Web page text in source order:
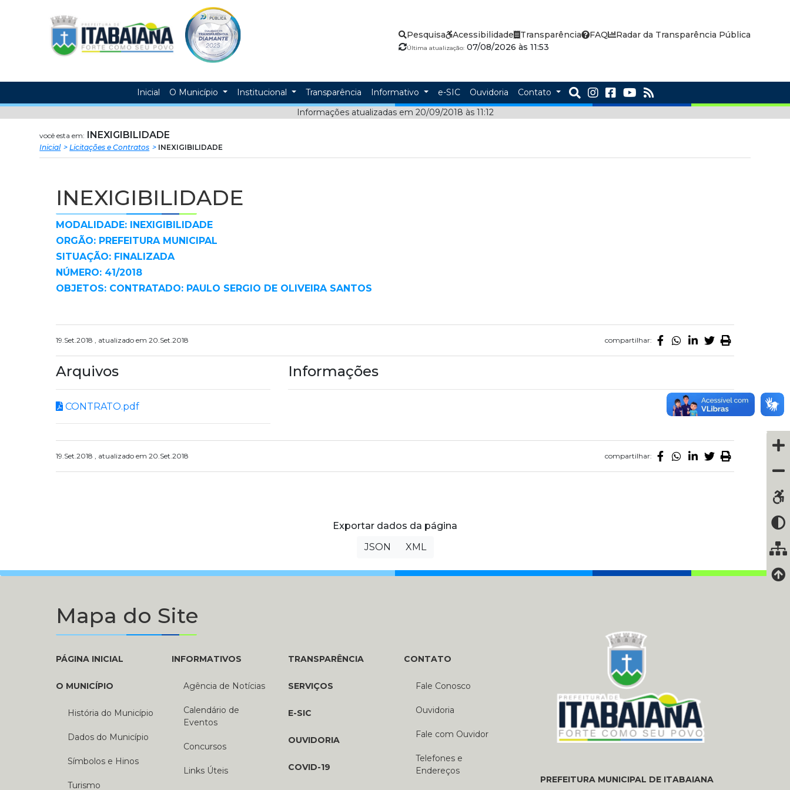
Prefeitura
Municipal
Itabaiana
Pesquisa Acessibilidade Transparência FAQ Radar da Transparência Pública
Última atualização:07/08/2026 às 11:53
Inicial O Município Institucional Transparência Informativo e-SIC Ouvidoria
Contato
Informações atualizadas em 20/09/2018 às 11:12
você esta em: INEXIGIBILIDADE
Inicial Licitações e Contratos INEXIGIBILIDADE
INEXIGIBILIDADE
MODALIDADE: INEXIGIBILIDADE
ORGÃO: PREFEITURA MUNICIPAL
SITUAÇÃO: FINALIZADA
NÚMERO: 41/2018
OBJETOS: CONTRATADO: PAULO SERGIO DE OLIVEIRA SANTOS
19.Set.2018 , atualizado em 20.Set.2018 compartilhar:
Arquivos
CONTRATO.pdf
Informações
19.Set.2018 , atualizado em 20.Set.2018 compartilhar:
Exportar dados da página
JSON
XML
Mapa do Site
PÁGINA INICIAL
O MUNICÍPIO
História do Município
Dados do Município
Símbolos e Hinos
Turismo
INFORMATIVOS
Agência de Notícias
Calendário de
Eventos
Concursos
Links Úteis
TRANSPARÊNCIA
SERVIÇOS
E-SIC
OUVIDORIA
COVID-19
CONTATO
Fale Conosco
Ouvidoria
Fale com Ouvidor
Telefones e
Endereços
PREFEITURA MUNICIPAL DE ITABAIANA